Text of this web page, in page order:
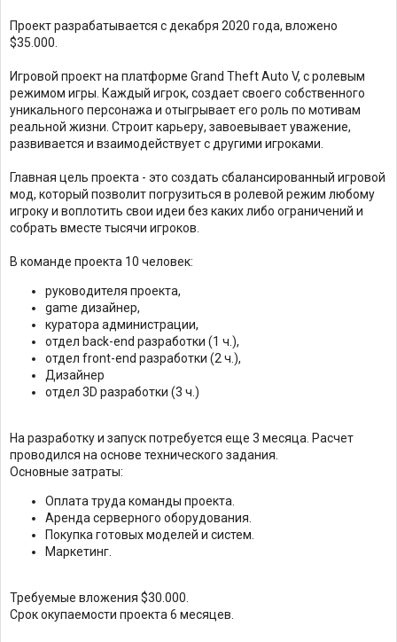
Проект разрабатывается с декабря 2020 года, вложено
$35.000.
Игровой проект на платформе Grand Theft Auto V, с ролевым
режимом игры. Каждый игрок, создает своего собственного
уникального персонажа и отыгрывает его роль по мотивам
реальной жизни. Строит карьеру, завоевывает уважение,
развивается и взаимодействует с другими игроками.
Главная цель проекта - это создать сбалансированный игровой
мод, который позволит погрузиться в ролевой режим любому
игроку и воплотить свои идеи без каких либо ограничений и
собрать вместе тысячи игроков.
В команде проекта 10 человек:
руководителя проекта,
game дизайнер,
куратора администрации,
отдел back-end разработки (1 ч.),
отдел front-end разработки (2 ч.),
Дизайнер
отдел 3D разработки (3 ч.)
На разработку и запуск потребуется еще 3 месяца. Расчет
проводился на основе технического задания.
Основные затраты:
Оплата труда команды проекта.
Аренда серверного оборудования.
Покупка готовых моделей и систем.
Маркетинг.
Требуемые вложения $30.000.
Срок окупаемости проекта 6 месяцев.